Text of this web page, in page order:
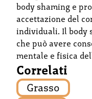
body shaming e
accettazione del
individuali. Il body
che può avere
mentale e fisica
Correlati
Grasso